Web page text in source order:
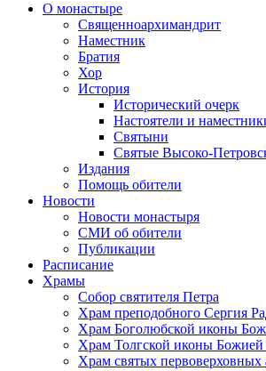
О монастыре
Священноархимандрит
Наместник
Братия
Хор
История
Исторический очерк
Настоятели и
Святыни
Святые Высоко-
Издания
Помощь обители
Новости
Новости монастыря
СМИ об обители
Публикации
Расписание
Храмы
Собор святителя Петра
Храм преподобного Сергия
Храм Боголюбской иконы
Храм Толгской иконы
Храм святых первоверховных